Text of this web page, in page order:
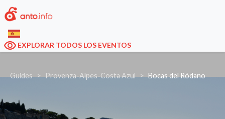
EXPLORAR TODOS LOS EVENTOS
Guides Provenza-Alpes-Costa Azul Bocas del Ródano